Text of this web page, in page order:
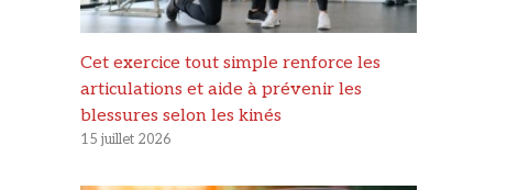
Cet exercice tout simple renforce les
articulations et aide à prévenir les
blessures selon les kinés
15 juillet 2026